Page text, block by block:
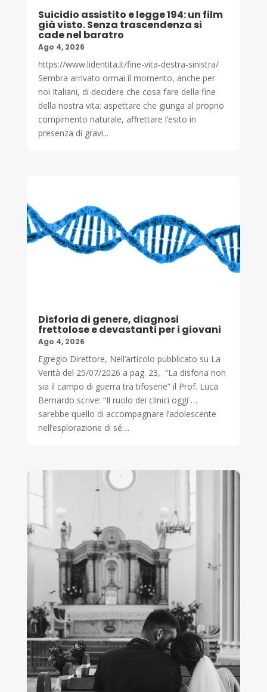
Suicidio assistito e legge 194: un film
già visto. Senza trascendenza si
cade nel baratro
Ago 4, 2026
https://www.lidentita.it/fine-vita-destra-sinistra/
Sembra arrivato ormai il momento, anche per
noi Italiani, di decidere che cosa fare della fine
della nostra vita: aspettare che giunga al proprio
compimento naturale, affrettare l’esito in
presenza di gravi...
Disforia di genere, diagnosi
frettolose e devastanti per i giovani
Ago 4, 2026
Egregio Direttore, Nell’articolo pubblicato su La
Verità del 25/07/2026 a pag. 23, “La disforia non
sia il campo di guerra tra tifoserie” il Prof. Luca
Bernardo scrive: “Il ruolo dei clinici oggi …
sarebbe quello di accompagnare l’adolescente
nell’esplorazione di sé....